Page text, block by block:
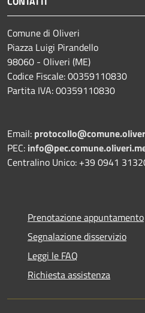
Comune di Oliveri
Piazza Luigi Pirandello
98060 - Oliveri (ME)
Codice Fiscale: 00359110830
Partita IVA: 00359110830
Email:
PEC:
Centralino Unico: +39 0941
Prenotazione appuntamento
Segnalazione disservizio
Leggi le FAQ
Richiesta assistenza